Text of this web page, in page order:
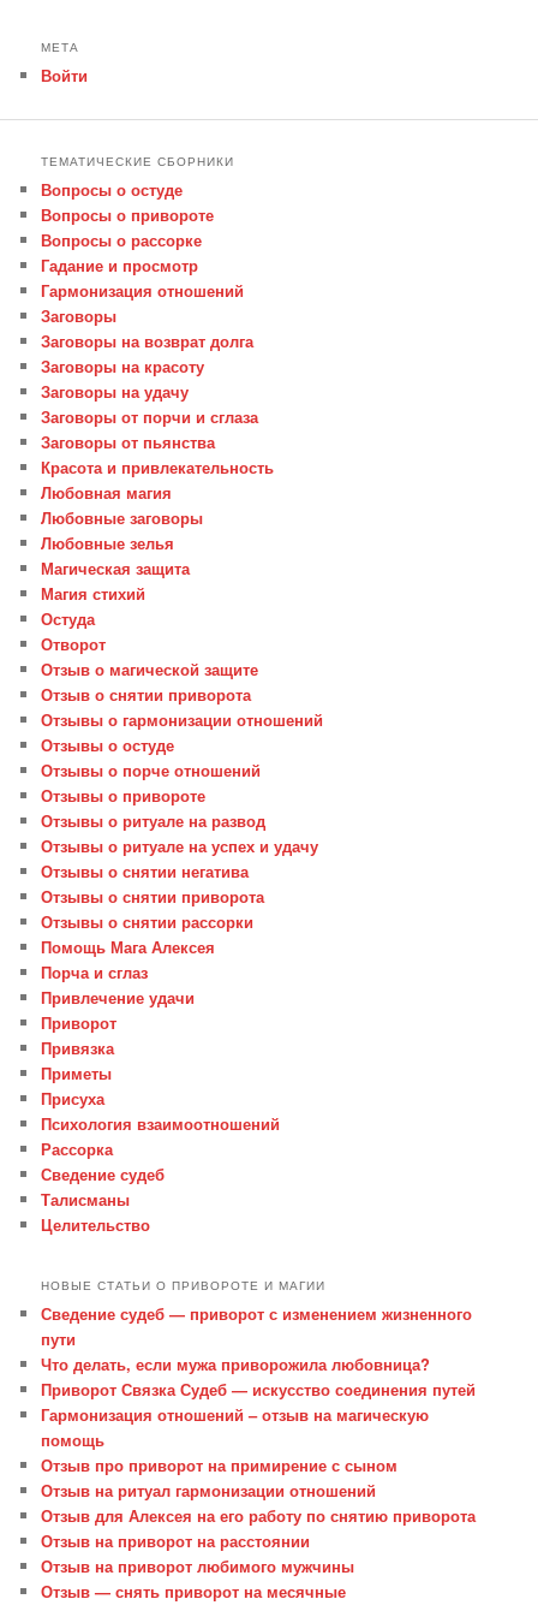
МЕТА
Войти
ТЕМАТИЧЕСКИЕ СБОРНИКИ
Вопросы о остуде
Вопросы о привороте
Вопросы о рассорке
Гадание и просмотр
Гармонизация отношений
Заговоры
Заговоры на возврат долга
Заговоры на красоту
Заговоры на удачу
Заговоры от порчи и сглаза
Заговоры от пьянства
Красота и привлекательность
Любовная магия
Любовные заговоры
Любовные зелья
Магическая защита
Магия стихий
Остуда
Отворот
Отзыв о магической защите
Отзыв о снятии приворота
Отзывы о гармонизации отношений
Отзывы о остуде
Отзывы о порче отношений
Отзывы о привороте
Отзывы о ритуале на развод
Отзывы о ритуале на успех и удачу
Отзывы о снятии негатива
Отзывы о снятии приворота
Отзывы о снятии рассорки
Помощь Мага Алексея
Порча и сглаз
Привлечение удачи
Приворот
Привязка
Приметы
Присуха
Психология взаимоотношений
Рассорка
Сведение судеб
Талисманы
Целительство
НОВЫЕ СТАТЬИ О ПРИВОРОТЕ И МАГИИ
Сведение судеб — приворот с изменением жизненного
пути
Что делать, если мужа приворожила любовница?
Приворот Связка Судеб — искусство соединения путей
Гармонизация отношений – отзыв на магическую
помощь
Отзыв про приворот на примирение с сыном
Отзыв на ритуал гармонизации отношений
Отзыв для Алексея на его работу по снятию приворота
Отзыв на приворот на расстоянии
Отзыв на приворот любимого мужчины
Отзыв — снять приворот на месячные